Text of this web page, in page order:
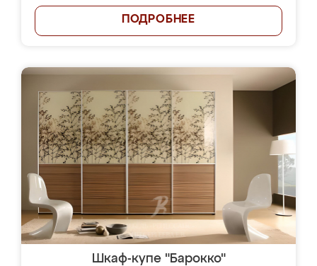
ПОДРОБНЕЕ
Шкаф-купе "Барокко"